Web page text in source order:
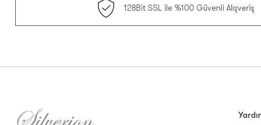
128Bit SSL ile %100 Güvenli Alışveriş